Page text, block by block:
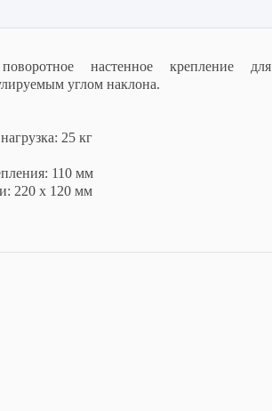
настенное крепление для
углом наклона.
25 кг
110 мм
220 х 120 мм